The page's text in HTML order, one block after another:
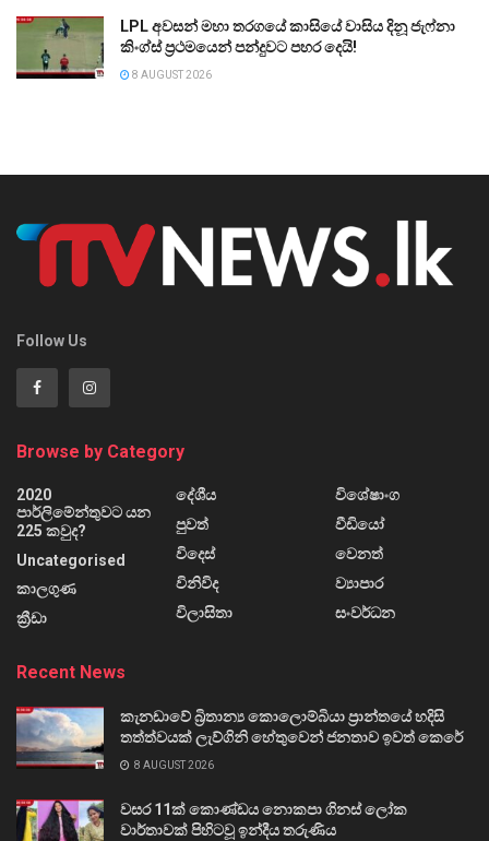
LPL අවසන් මහා තරගයේ කාසියේ වාසිය දිනූ ජැෆ්නා
කිංග්ස් ප්‍රථමයෙන් පන්දුවට පහර දෙයි!
8 AUGUST 2026
Follow Us
Browse by Category
2020
පාර්ලිමේන්තුවට යන
225 කවුද?
Uncategorised
කාලගුණ
ක්‍රීඩා
දේශීය
පුවත්
විදෙස්
විනිවිද
විලාසිතා
විශේෂාංග
වීඩියෝ
වෙනත්
ව්‍යාපාර
සංවර්ධන
Recent News
කැනඩාවේ බ්‍රිතාන්‍ය කොලොම්බියා ප්‍රාන්තයේ හදිසි
තත්ත්වයක් ලැව්ගිනි හේතුවෙන් ජනතාව ඉවත් කෙරේ
8 AUGUST 2026
වසර 11ක් කොණ්ඩය නොකපා ගිනස් ලෝක
වාර්තාවක් පිහිටවූ ඉන්දීය තරුණිය